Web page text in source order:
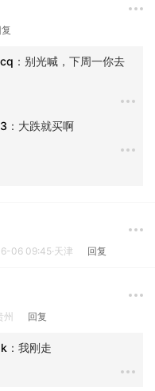
： 别光喊，下周一你去
： 大跌就买啊
06 09:45·天津 回复
回复
： 我刚走